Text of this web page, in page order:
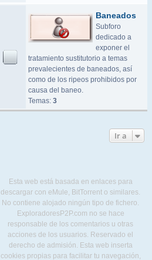
Baneados
Subforo
dedicado a
exponer el
tratamiento sustitutorio a temas
prevalecientes de baneados, así
como de los ripeos prohibidos por
causa del baneo.
Temas: 3
Ir a
Esta web está basada en enlaces para
descargar con eMule, BitTorrent o similares.
No contiene alojado ningún tipo de fichero.
ExploradoresP2P.com no se hace
responsable de los comentarios u otras
acciones de los usuarios. Reservado el
derecho de admisión. Esta web inserta
cookies propias para facilitar tu navegación,